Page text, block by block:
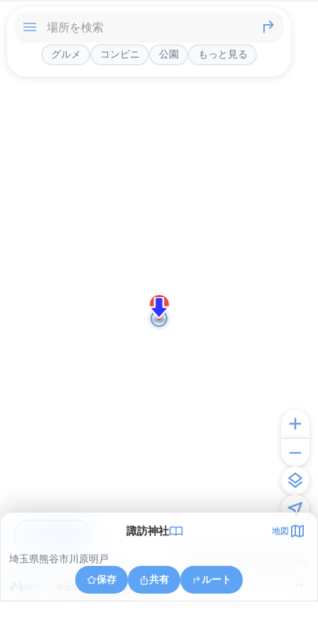
グルメ コンビニ 公園 もっと見る
諏訪神社 地図
埼玉県熊谷市川原明戸
保存
共有 ルート
埼玉県熊谷市川原明戸